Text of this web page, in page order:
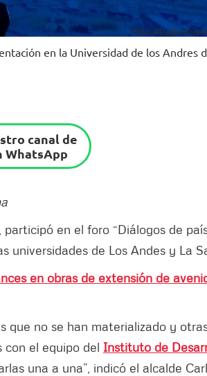
Foto: Alcaldía
en la Universidad de los Andres
canal de
WhatsApp
participó en el foro “Diálogos de
universidades de Los Andes y La
en obras de extensión de
que no se han materializado y
con el equipo del Instituto de
una a una”, indicó el alcalde